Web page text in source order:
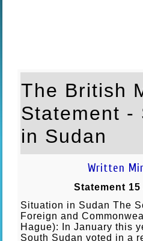
The British
Statement -
in Sudan
Written
Statement 15
Situation in Sudan The
Foreign and
Hague): In January this
South Sudan voted in a